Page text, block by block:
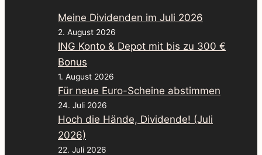
Meine Dividenden im Juli 2026
2. August 2026
ING Konto & Depot mit bis zu 300 €
Bonus
1. August 2026
Für neue Euro-Scheine abstimmen
24. Juli 2026
Hoch die Hände, Dividende! (Juli
2026)
22. Juli 2026